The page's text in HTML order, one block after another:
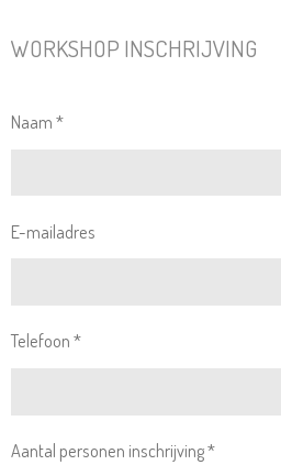
WORKSHOP INSCHRIJVING
Naam *
E-mailadres
Telefoon *
Aantal personen inschrijving *